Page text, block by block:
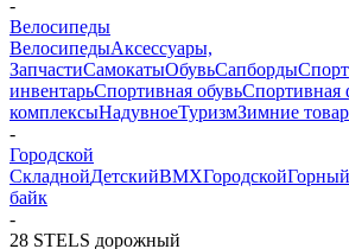
-
Велосипеды
ВелосипедыАксессуары,
ЗапчастиСамокатыОбувьСапбордыСпорт
инвентарьСпортивная обувьСпортивная
комплексыНадувноеТуризмЗимние
-
Городской
СкладнойДетскийBMXГородскойГорный
байк
-
28 STELS дорожный